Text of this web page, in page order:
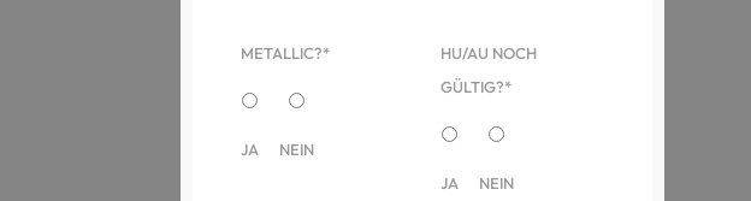
METALLIC?*
JA NEIN
HU/AU NOCH
GÜLTIG?*
JA NEIN